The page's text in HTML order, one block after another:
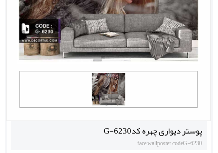
پوستر دیواری چهره کدG-6230
face wallposter codeG-6230